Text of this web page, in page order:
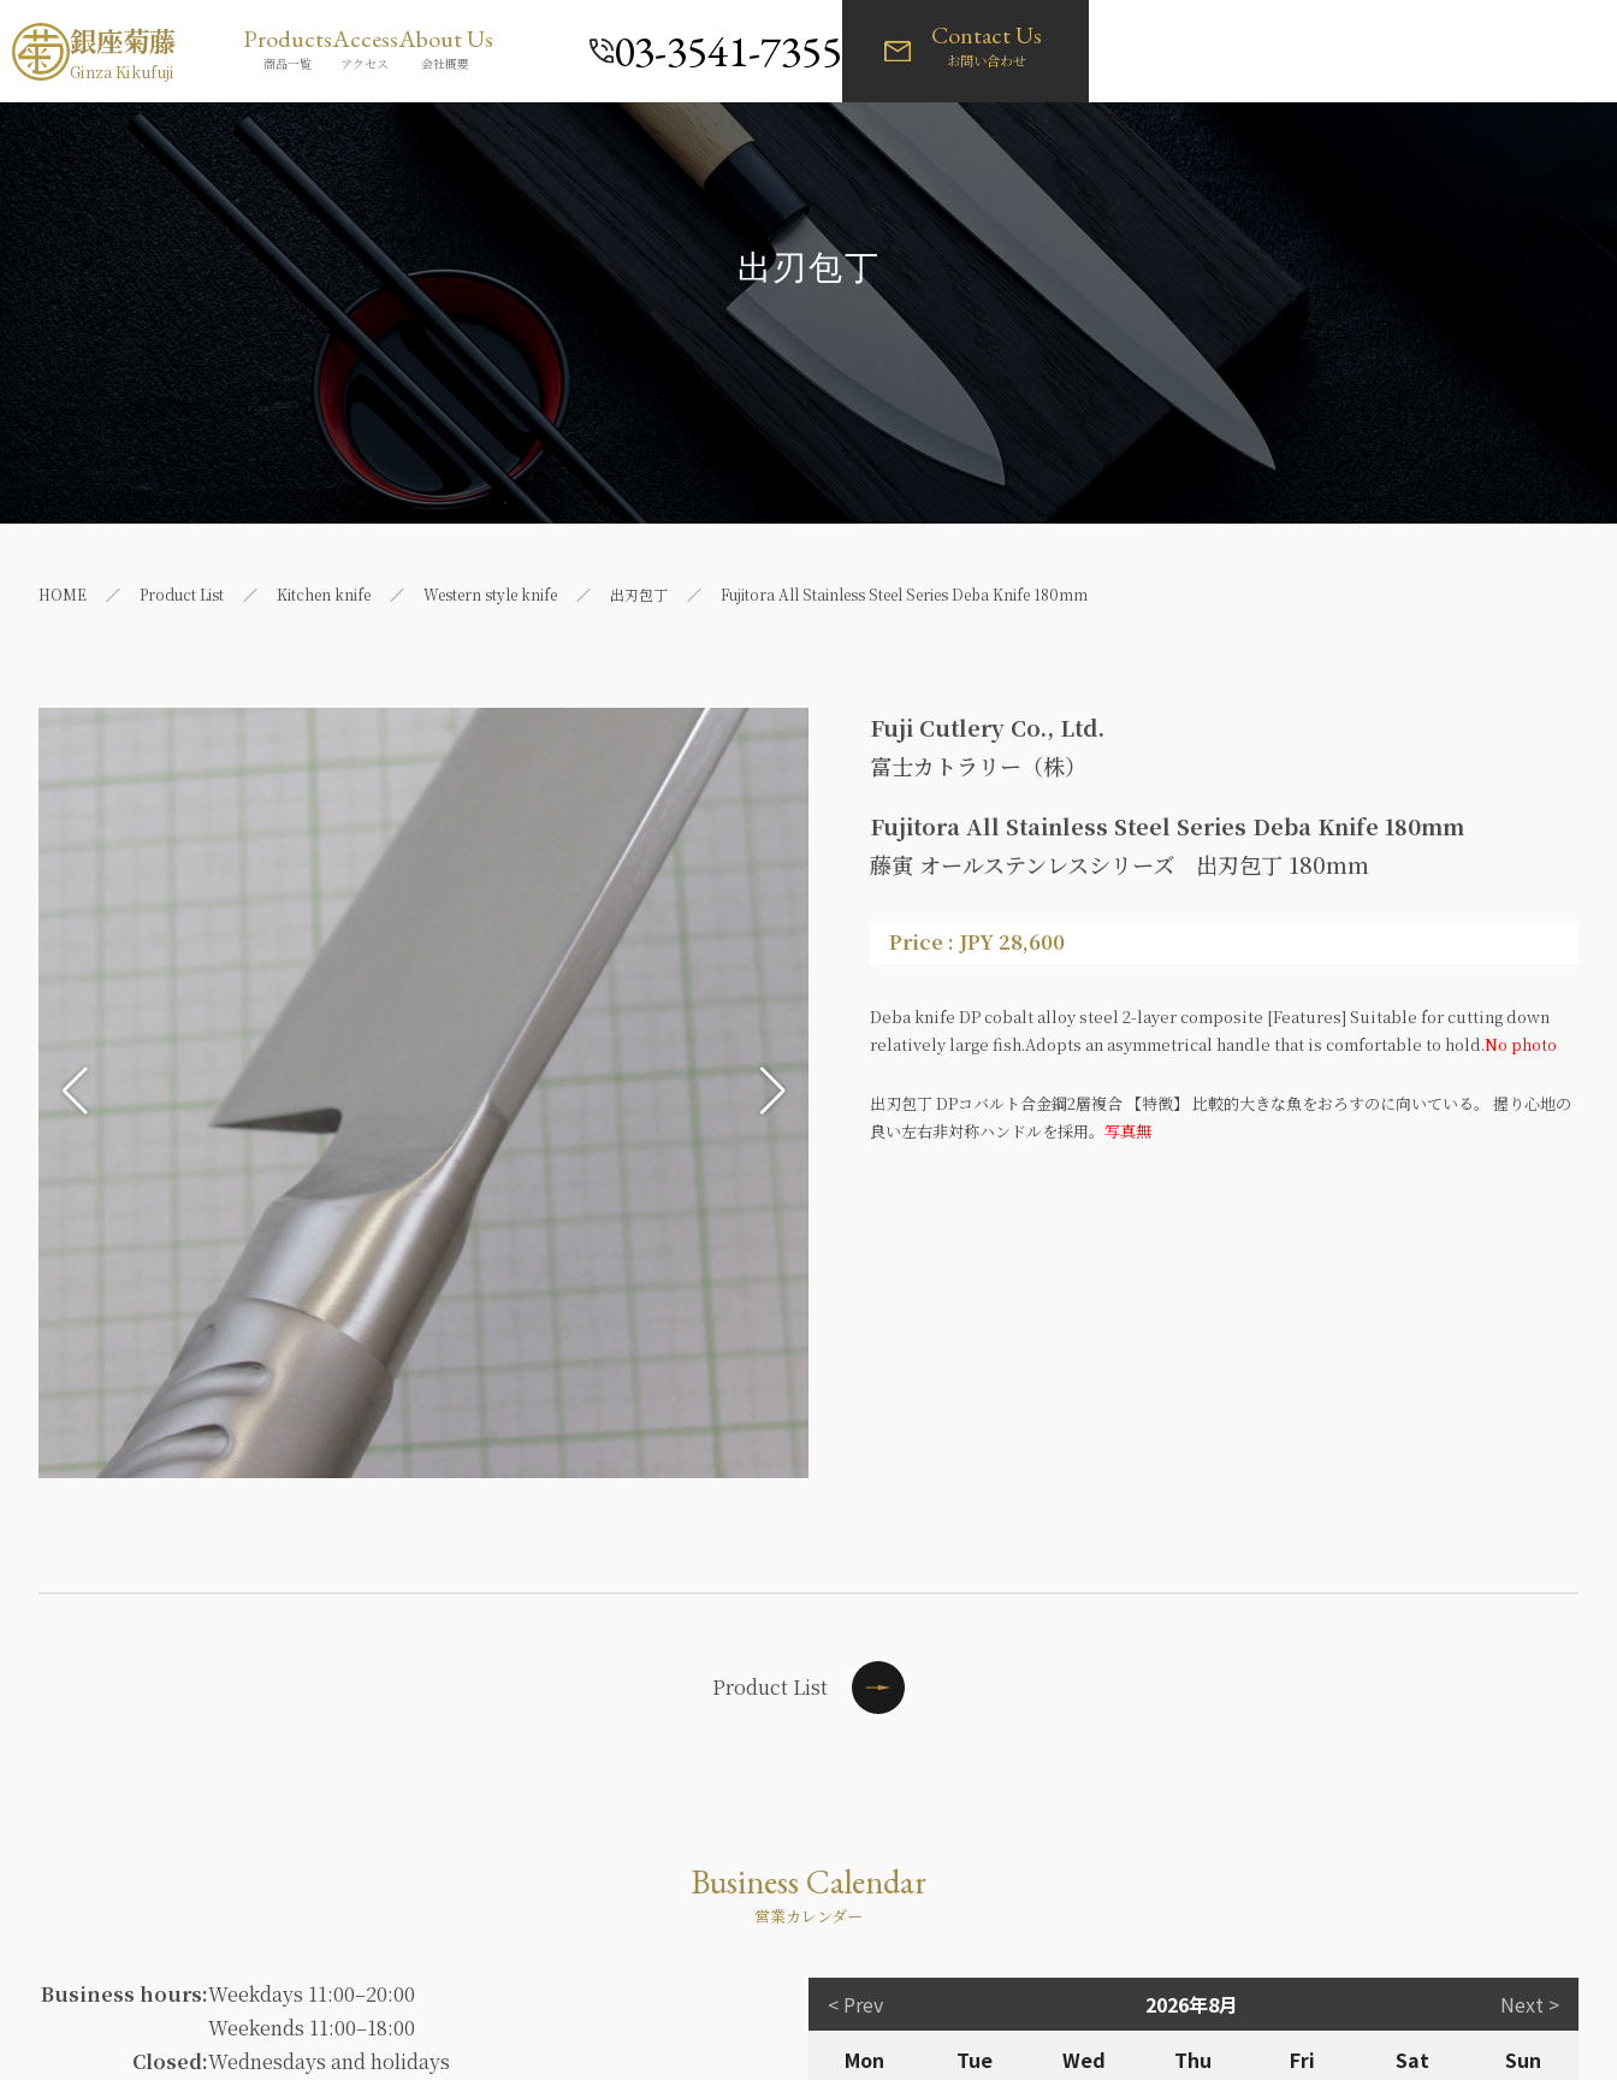
銀座菊藤
Ginza Kikufuji
Products
商品一覧
Access
アクセス
About Us
会社概要 03-3541-7355 Contact Us
お問い合わせ
出刃包丁
HOME Product List Kitchen knife Western style knife 出刃包丁 Fujitora All Stainless Steel Series Deba Knife 180mm
Fuji Cutlery Co., Ltd.
富士カトラリー（株）
Fujitora All Stainless Steel Series Deba Knife 180mm
藤寅 オールステンレスシリーズ 出刃包丁 180mm
Price : JPY 28,600
Deba knife DP cobalt alloy steel 2-layer composite [Features] Suitable for cutting down
relatively large fish.Adopts an asymmetrical handle that is comfortable to hold.No photo
出刃包丁 DPコバルト合金鋼2層複合 【特徴】 比較的大きな魚をおろすのに向いている。 握り心地の
良い左右非対称ハンドルを採用。写真無
Product List
Business Calendar
営業カレンダー
Business hours:Weekdays 11:00–20:00
Weekends 11:00–18:00
Closed:Wednesdays and holidays
< Prev 2026年8月
Next >
Mon
Tue Wed Thu Fri Sat Sun